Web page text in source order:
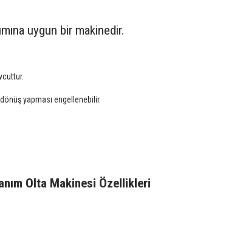
uygun bir makinedir.
yapması engellenebilir.
Olta Makinesi Özellikleri